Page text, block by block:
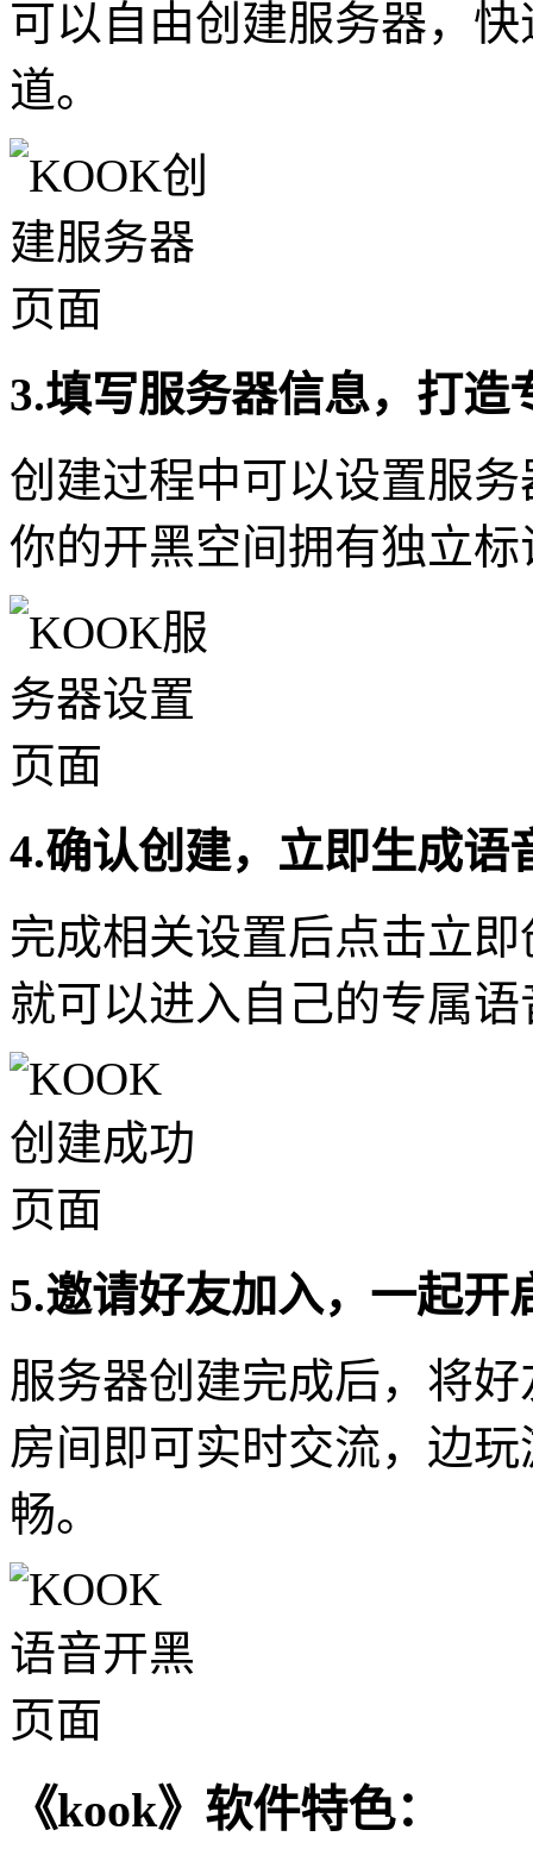
可以自由创建服务器，
道。
3.填写服务器信息，打造
创建过程中可以设置服
你的开黑空间拥有独立
4.确认创建，立即生成语
完成相关设置后点击立
就可以进入自己的专属
5.邀请好友加入，一起开
服务器创建完成后，将
房间即可实时交流，边
畅。
《kook》软件特色：